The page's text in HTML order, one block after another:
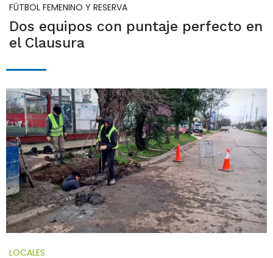
FÚTBOL FEMENINO Y RESERVA
Dos equipos con puntaje perfecto en
el Clausura
LOCALES